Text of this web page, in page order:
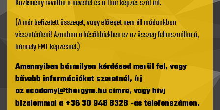
Közlemény rovatba a nevedet és a Thor képzés szót írd.
(A már befizetett összeget, vagy előleget nem áll módunkban
visszatéríteni! Azonban a későbbiekben ez az összeg felhasználható,
bármely FMT képzésnél.)
Amennyiben bármilyen kérdésed merül fel, vagy
bővebb információkat szeretnél, írj
azacademy@thorgym.hucímre, vagy hívj
bizalommal a +36 30 948 8328 -as telefonszámon.